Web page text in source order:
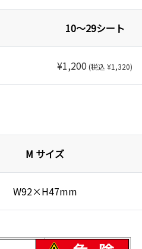
10～29シート
¥1,200 (税込 ¥1,320)
M サイズ
W92×H47mm